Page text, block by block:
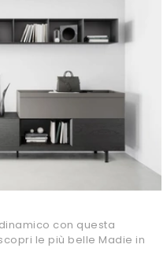
con questa
le più belle Madie in